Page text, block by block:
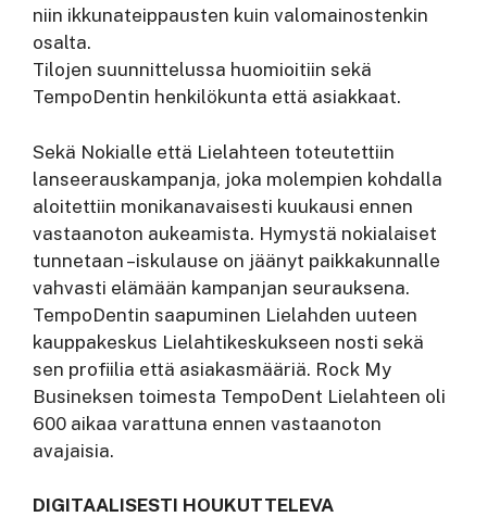
niin ikkunateippausten kuin valomainostenkin
osalta.
Tilojen suunnittelussa huomioitiin sekä
TempoDentin henkilökunta että asiakkaat.
Sekä Nokialle että Lielahteen toteutettiin
lanseerauskampanja, joka molempien kohdalla
aloitettiin monikanavaisesti kuukausi ennen
vastaanoton aukeamista. Hymystä nokialaiset
tunnetaan –iskulause on jäänyt paikkakunnalle
vahvasti elämään kampanjan seurauksena.
TempoDentin saapuminen Lielahden uuteen
kauppakeskus Lielahtikeskukseen nosti sekä
sen profiilia että asiakasmääriä. Rock My
Busineksen toimesta TempoDent Lielahteen oli
600 aikaa varattuna ennen vastaanoton
avajaisia.
DIGITAALISESTI HOUKUTTELEVA